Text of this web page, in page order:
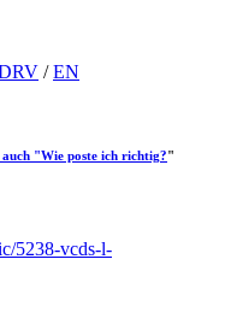
/EN
"Wie poste ich richtig?"
5238-vcds-l-